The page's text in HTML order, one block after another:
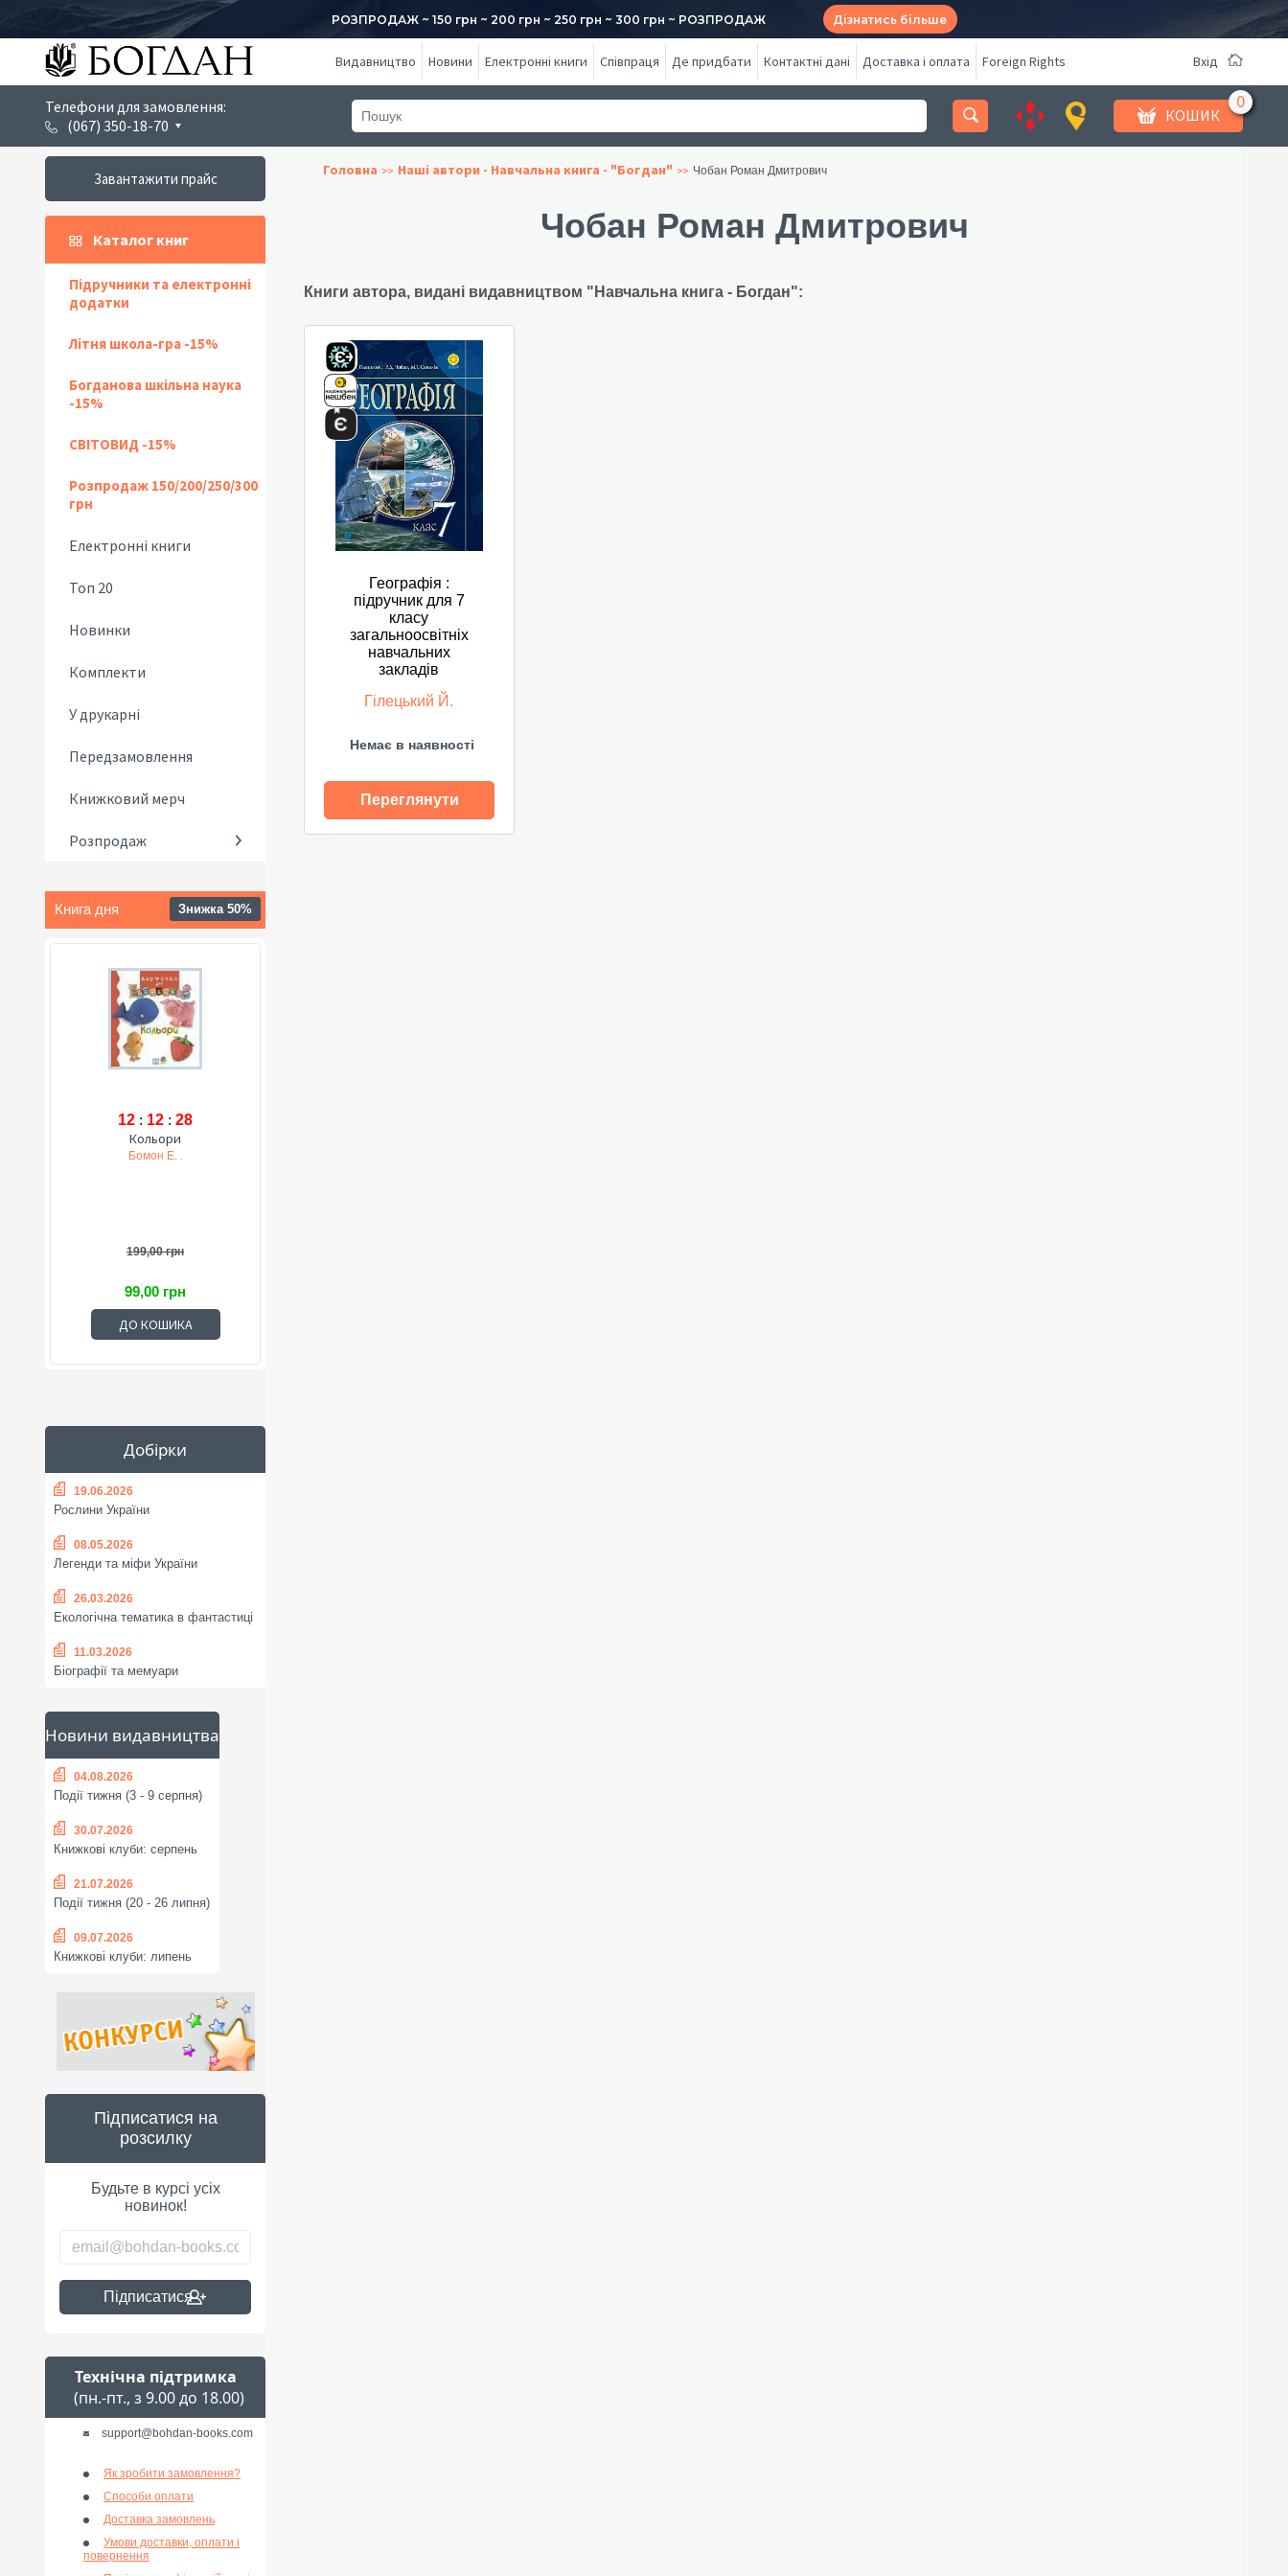
РОЗПРОДАЖ ~ 150 грн ~ 200 грн ~ 250 грн ~ 300 грн ~ РОЗПРОДАЖ Дізнатись більше
Видавництво Новини Електронні книги Співпраця Де придбати Контактні дані Доставка і оплата Foreign Rights Вхід
Телефони для замовлення:
(067) 350-18-70
КОШИК
Завантажити прайс
Каталог книг
Підручники та електронні
додатки
Літня школа-гра -15%
Богданова шкільна наука
-15%
СВІТОВИД -15%
Розпродаж 150/200/250/300
грн
Електронні книги
Топ 20
Новинки
Комплекти
У друкарні
Передзамовлення
Книжковий мерч
Розпродаж
Книга дня Знижка 50%
12 : 12 : 27
Кольори
Бомон Е. .
199,00 грн
99,00 грн
ДО КОШИКА
Добірки
19.06.2026
Рослини України
08.05.2026
Легенди та міфи України
26.03.2026
Екологічна тематика в фантастиці
11.03.2026
Біографії та мемуари
Новини видавництва
04.08.2026
Події тижня (3 - 9 серпня)
30.07.2026
Книжкові клуби: серпень
21.07.2026
Події тижня (20 - 26 липня)
09.07.2026
Книжкові клуби: липень
Підписатися на
розсилку
Будьте в курсі усіх
новинок!
Підписатися
Технічна підтримка
(пн.-пт., з 9.00 до 18.00)
support@bohdan-books.com
Як зробити замовлення?
Способи оплати
Доставка замовлень
Умови доставки, оплати і
повернення
Головна Наші автори - Навчальна книга - "Богдан" Чобан Роман Дмитрович
Чобан Роман Дмитрович
Книги автора, видані видавництвом "Навчальна книга - Богдан":
Географія :
підручник для 7
класу
загальноосвітніх
навчальних
закладів
Гілецький Й.
Немає в наявності
Переглянути